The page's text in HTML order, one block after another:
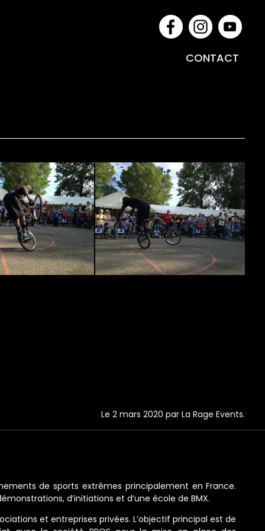
CONTACT
Le 2 mars 2020 par La Rage Events.
de sports extrêmes principalement en France.
d’initiations et d’une école de BMX.
et entreprises privées. L’objectif principal est de